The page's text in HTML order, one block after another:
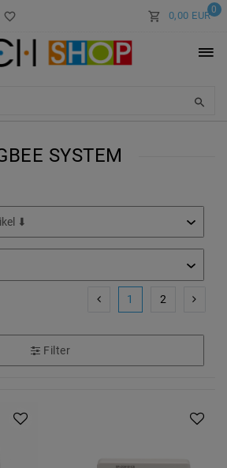
0
0,00 EUR
SYSTEM
1 2
Filter